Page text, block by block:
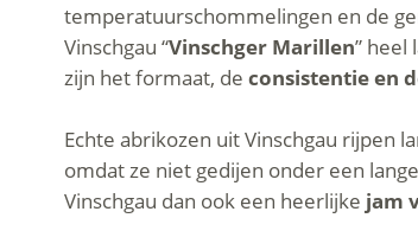
temperatuurschommelingen en de
Vinschgau “Vinschger Marillen” heel
zijn het formaat, de consistentie en
Echte abrikozen uit Vinschgau rijpen
omdat ze niet gedijen onder een
Vinschgau dan ook een heerlijke jam